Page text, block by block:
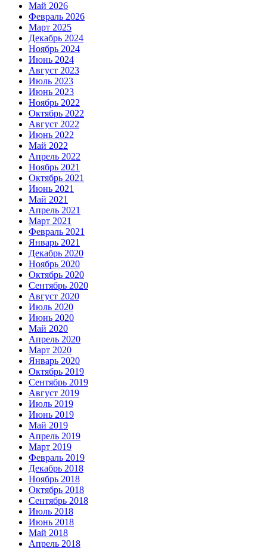
Май 2026
Февраль 2026
Март 2025
Декабрь 2024
Ноябрь 2024
Июнь 2024
Август 2023
Июль 2023
Июнь 2023
Ноябрь 2022
Октябрь 2022
Август 2022
Июнь 2022
Май 2022
Апрель 2022
Ноябрь 2021
Октябрь 2021
Июнь 2021
Май 2021
Апрель 2021
Март 2021
Февраль 2021
Январь 2021
Декабрь 2020
Ноябрь 2020
Октябрь 2020
Сентябрь 2020
Август 2020
Июль 2020
Июнь 2020
Май 2020
Апрель 2020
Март 2020
Январь 2020
Октябрь 2019
Сентябрь 2019
Август 2019
Июль 2019
Июнь 2019
Май 2019
Апрель 2019
Март 2019
Февраль 2019
Декабрь 2018
Ноябрь 2018
Октябрь 2018
Сентябрь 2018
Июль 2018
Июнь 2018
Май 2018
Апрель 2018